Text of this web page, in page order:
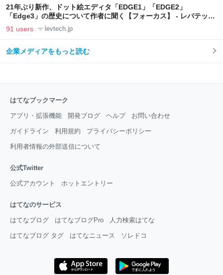
21年ぶり新作、ドット絵エディタ「EDGE1」「EDGE2」
「Edge3」の歴史について作者に聞く【フォーカス】 - レバテック
LAB
91 users levtech.jp
企業メディアをもっと読む
はてなブックマーク
アプリ・拡張機能 開発ブログ ヘルプ お問い合わせ
ガイドライン 利用規約 プライバシーポリシー
利用者情報の外部送信について
公式Twitter
公式アカウント ホットエントリー
はてなのサービス
はてなブログ はてなブログPro 人力検索はてな
はてなブログ タグ はてなニュース ソレドコ